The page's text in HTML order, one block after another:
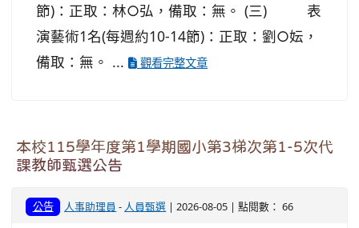
節)：正取：林○弘，備取：無。 (三) 表
演藝術1名(每週約10-14節)：正取：劉○妘，
備取：無。 ...
觀看完整文章
本校115學年度第1學期國小第3梯次第1-5次代
課教師甄選公告
公告 人事助理員 - 人員甄選 | 2026-08-05 | 點閱數： 66